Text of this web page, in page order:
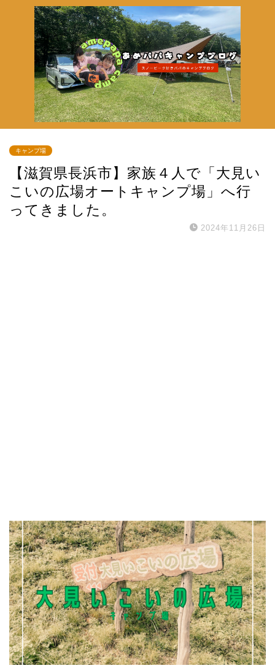
キャンプ場
【滋賀県長浜市】家族４人で「大見い
こいの広場オートキャンプ場」へ行
ってきました。
2024年11月26日